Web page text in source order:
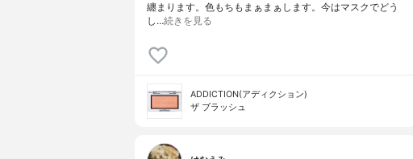
纏まります。色もちもまぁまぁします。今はマスクでどう
し…続きを見る
ADDICTION(アディクション)
ザ ブラッシュ